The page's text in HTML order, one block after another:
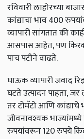
रविवारी लाहोरच्या
कांद्याचा भाव 400
व्यापारी सांगतात की
आसपास आहेत, पण
पाच पटीने वाढते.
घाऊक व्यापारी जवाद
घटते उत्पादन पाहता,
तर टोमॅटो आणि
जीवनावश्यक
रुपयांवरून 120 रुपये